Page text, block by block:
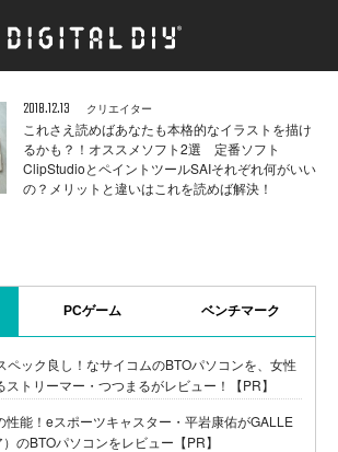
2018.12.13 クリエイター
これさえ読めばあなたも本格的なイラストを描け
るかも？！オススメソフト2選 定番ソフト
ClipStudioとペイントツールSAIそれぞれ何がいい
の？メリットと違いはこれを読めば解決！
PCゲーム ベンチマーク
ペック良し！なサイコムのBTOパソコンを、女性
ストリーマー・つつまるがレビュー！【PR】
性能！eスポーツキャスター・平岩康佑がGALLE
のBTOパソコンをレビュー【PR】